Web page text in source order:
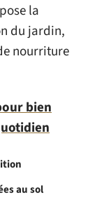
la
du jardin,
nourriture
bien
au sol